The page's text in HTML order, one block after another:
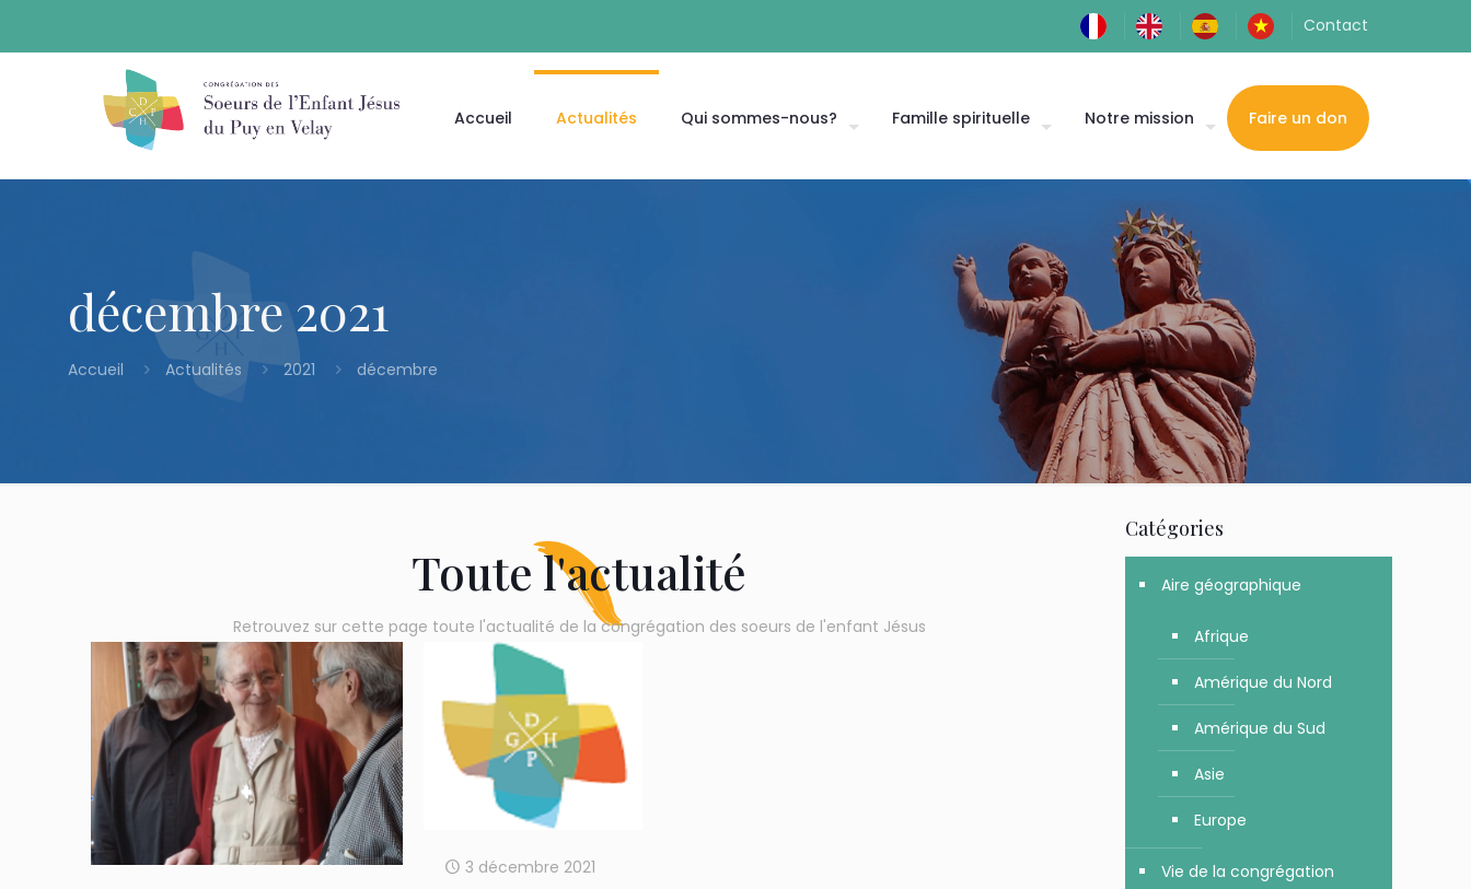
Contact
Accueil Actualités Qui sommes-nous? Famille spirituelle Notre mission Faire un don
décembre 2021
Accueil Actualités 2021 décembre
Toute l'actualité
Retrouvez sur cette page toute l'actualité de la congrégation des soeurs de l'enfant Jésus
3 décembre 2021
Catégories
Aire géographique
Afrique
Amérique du Nord
Amérique du Sud
Asie
Europe
Vie de la congrégation